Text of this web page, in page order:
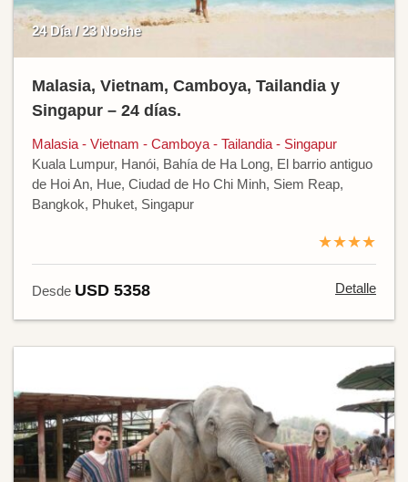
24 Día / 23 Noche
Malasia, Vietnam, Camboya, Tailandia y
Singapur – 24 días.
Malasia - Vietnam - Camboya - Tailandia - Singapur
Kuala Lumpur, Hanói, Bahía de Ha Long, El barrio antiguo
de Hoi An, Hue, Ciudad de Ho Chi Minh, Siem Reap,
Bangkok, Phuket, Singapur
★★★★
Desde USD 5358 Detalle